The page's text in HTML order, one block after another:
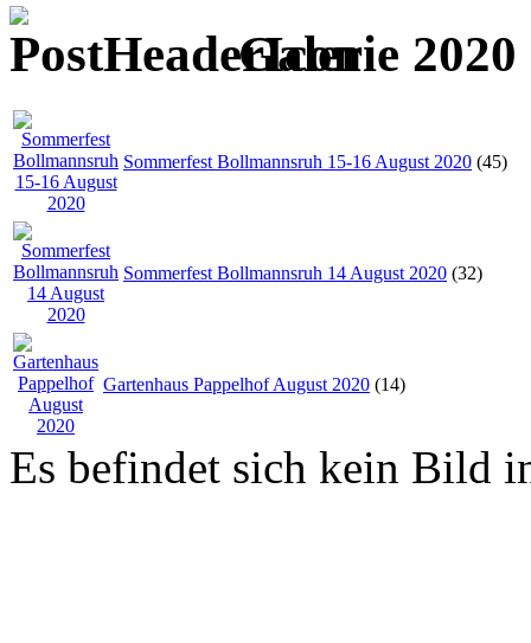
Galerie 2020
Sommerfest Bollmannsruh 15-16 August 2020 (45)
Sommerfest Bollmannsruh 14 August 2020 (32)
Gartenhaus Pappelhof August 2020 (14)
Es befindet sich kein Bild